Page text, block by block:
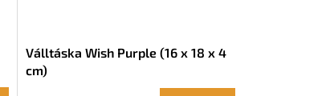
Válltáska Wish Purple (16 x 18 x 4
cm)